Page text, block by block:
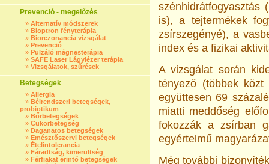
Prevenció - megelőzés
» Alternatív módszerek
» Bioptron fényterápia
» Biorezonancia vizsgálat
» Prevenció
» Pulzáló mágnesterápia
» SAFE Laser Lágylézer terápia
» Vizsgálatok, szűrések
Betegségek
» Allergia
» Bélrendszeri betegségek,
probiotikum
» Bőrbetegségek
» Cukorbetegség
» Daganatos betegségek
» Emésztőszervi betegségek
» Ételintolerancia
» Fáradtság, kimerültség
» Férfiakat érintő betegségek
szénhidrátfogyasztás
is), a tejtermékek
zsírszegényé), a
index és a fizikai
A vizsgálat során
tényező (többek
együttesen 69
miatti meddőség
fokozzák a zsírban
egyértelmű
Még további